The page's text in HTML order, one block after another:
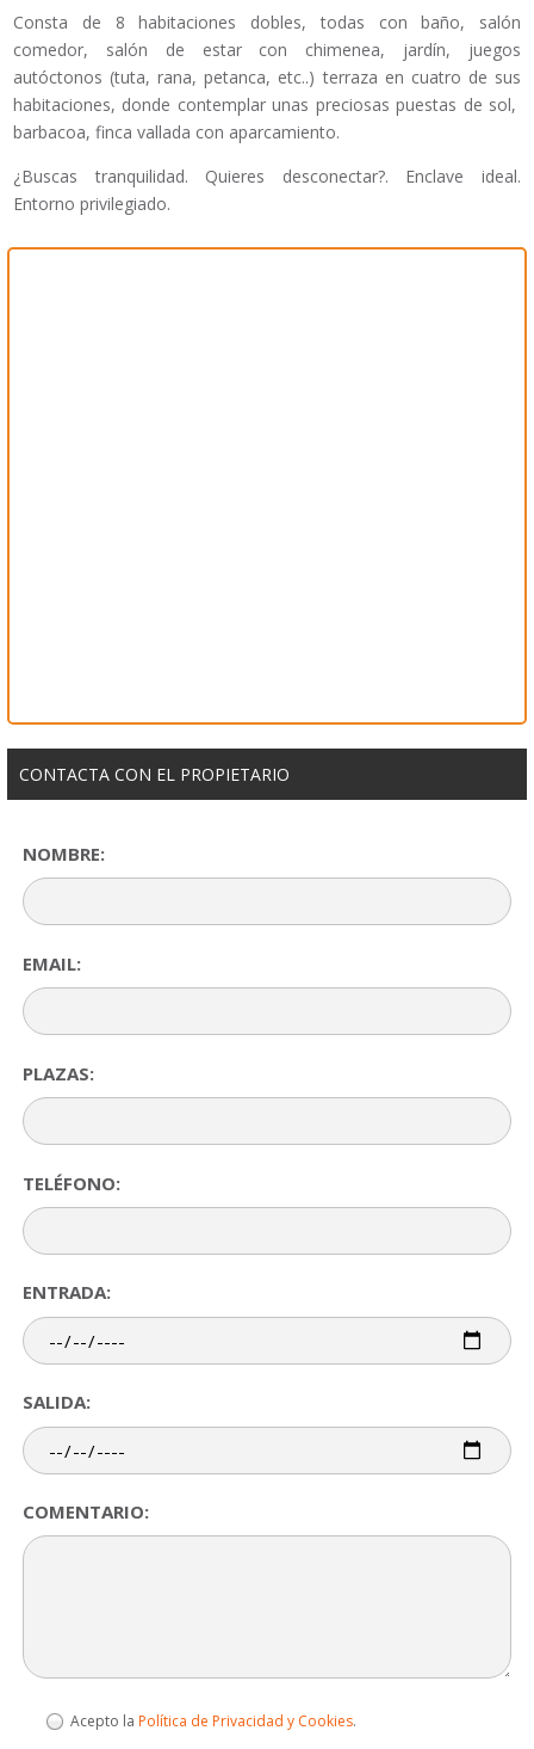
Consta de 8 habitaciones dobles, todas con baño, salón
comedor, salón de estar con chimenea, jardín, juegos
autóctonos (tuta, rana, petanca, etc..) terraza en cuatro de sus
habitaciones, donde contemplar unas preciosas puestas de sol,
barbacoa, finca vallada con aparcamiento.
¿Buscas tranquilidad. Quieres desconectar?. Enclave ideal.
Entorno privilegiado.
CONTACTA CON EL PROPIETARIO
NOMBRE:
EMAIL:
PLAZAS:
TELÉFONO:
ENTRADA:
SALIDA:
COMENTARIO:
Acepto la Política de Privacidad y Cookies.